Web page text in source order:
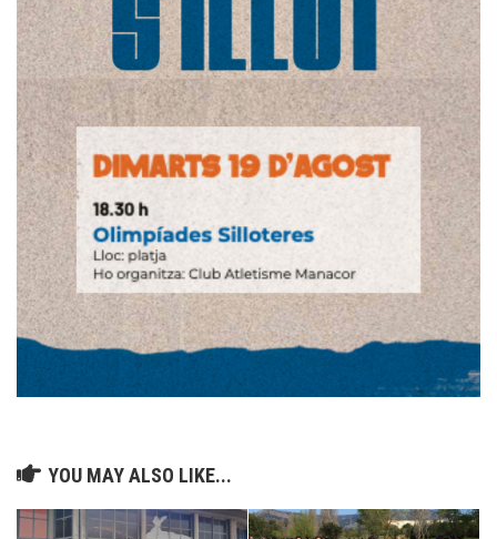
YOU MAY ALSO LIKE...